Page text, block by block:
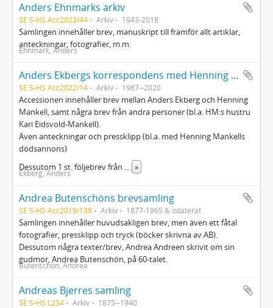
Anders Ehnmarks arkiv
SE S-HS Acc2023/44 Arkiv 1943-2018
Samlingen innehåller brev, manuskript till framför allt artiklar,
anteckningar, fotografier, m.m.
Ehnmark, Anders
Anders Ekbergs korrespondens med Henning Mankell
SE S-HS Acc2022/14 Arkiv 1987--2020
Accessionen innehåller brev mellan Anders Ekberg och Henning
Mankell, samt några brev från andra personer (bl.a. HM:s hustru
Kari Eidsvold-Mankell).
Även anteckningar och pressklipp (bl.a. med Henning Mankells
dödsannons)
Dessutom 1 st. följebrev från ... »
Ekberg, Anders
Andrea Butenschöns brevsamling
SE S-HS Acc2019/138 Arkiv 1877-1965 & odaterat
Samlingen innehåller huvudsakligen brev, men även ett fåtal
fotografier, pressklipp och tryck (böcker skrivna av AB).
Dessutom några texter/brev, Andrea Andreen skrivit om sin
gudmor, Andrea Butenschön, på 60-talet.
Butenschön, Andrea
Andreas Bjerres samling
SE S-HS L234 Arkiv 1875--1940